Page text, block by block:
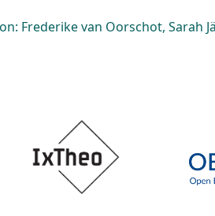
Frederike van Oorschot, Sarah